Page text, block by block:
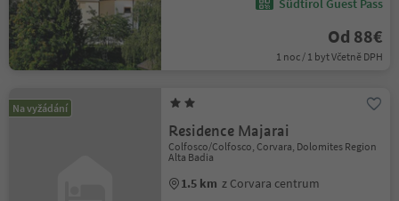
Südtirol Guest Pass
Od 88€
1 noc / 1 byt Včetně DPH
Na vyžádání
Residence Majarai
Colfosco/Colfosco, Corvara, Dolomites Region
Alta Badia
1.5 km z Corvara centrum